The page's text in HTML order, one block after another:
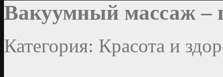
Вакуумный массаж –
Категория: Красота и